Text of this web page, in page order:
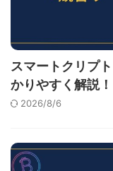
スマートクリプ
かりやすく解説！
2026/8/6